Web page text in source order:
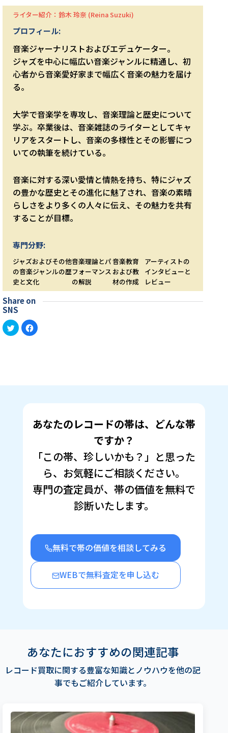
ライター紹介：鈴木 玲奈 (Reina Suzuki)
プロフィール:
音楽ジャーナリストおよびエデュケーター。
ジャズを中心に幅広い音楽ジャンルに精通し、初
心者から音楽愛好家まで幅広く音楽の魅力を届け
る。
大学で音楽学を専攻し、音楽理論と歴史について
学ぶ。卒業後は、音楽雑誌のライターとしてキャ
リアをスタートし、音楽の多様性とその影響につ
いての執筆を続けている。
音楽に対する深い愛情と情熱を持ち、特にジャズ
の豊かな歴史とその進化に魅了され、音楽の素晴
らしさをより多くの人々に伝え、その魅力を共有
することが目標。
専門分野:
ジャズおよびその他
の音楽ジャンルの歴
史と文化
音楽理論とパ
フォーマンス
の解説
音楽教育
および教
材の作成
アーティストの
インタビューと
レビュー
Share on
SNS
ク
リ
Facebook
で
だ
さ
い
ウ
ィ
で
開
き
あなたのレコードの帯は、どんな帯
ですか？
「この帯、珍しいかも？」と思った
ら、お気軽にご相談ください。
専門の査定員が、帯の価値を無料で
診断いたします。
無料で帯の価値を相談してみる
WEBで無料査定を申し込む
あなたにおすすめの関連記事
レコード買取に関する豊富な知識とノウハウを他の記
事でもご紹介しています。